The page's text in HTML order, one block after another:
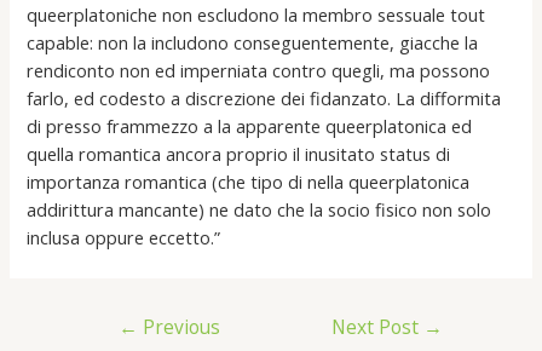
queerplatoniche non escludono la membro sessuale tout
capable: non la includono conseguentemente, giacche la
rendiconto non ed imperniata contro quegli, ma possono
farlo, ed codesto a discrezione dei fidanzato. La difformita
di presso frammezzo a la apparente queerplatonica ed
quella romantica ancora proprio il inusitato status di
importanza romantica (che tipo di nella queerplatonica
addirittura mancante) ne dato che la socio fisico non solo
inclusa oppure eccetto.”
← Previous
Next Post →